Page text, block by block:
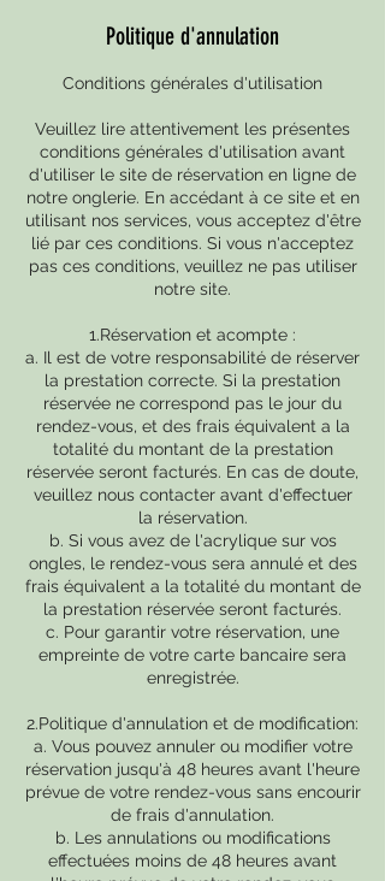
Politique d'annulation
Conditions générales d'utilisation
Veuillez lire attentivement les présentes
conditions générales d'utilisation avant
d'utiliser le site de réservation en ligne de
notre onglerie. En accédant à ce site et en
utilisant nos services, vous acceptez d'être
lié par ces conditions. Si vous n'acceptez
pas ces conditions, veuillez ne pas utiliser
notre site.
1.Réservation et acompte :
a. Il est de votre responsabilité de réserver
la prestation correcte. Si la prestation
réservée ne correspond pas le jour du
rendez-vous, et des frais équivalent a la
totalité du montant de la prestation
réservée seront facturés. En cas de doute,
veuillez nous contacter avant d'effectuer
la réservation.
b. Si vous avez de l'acrylique sur vos
ongles, le rendez-vous sera annulé et des
frais équivalent a la totalité du montant de
la prestation réservée seront facturés.
c. Pour garantir votre réservation, une
empreinte de votre carte bancaire sera
enregistrée.
2.Politique d'annulation et de modification:
a. Vous pouvez annuler ou modifier votre
réservation jusqu'à 48 heures avant l'heure
prévue de votre rendez-vous sans encourir
de frais d'annulation.
b. Les annulations ou modifications
effectuées moins de 48 heures avant